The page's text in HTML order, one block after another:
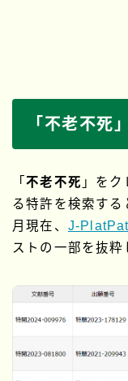
「不老不死
「不老不死 」を
る特許を検索す
月現在、 J-PlatPat
ストの一部を抜粋